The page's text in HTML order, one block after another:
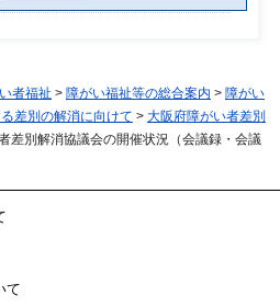
者福祉 > 障がい福祉等の総合案内 > 障がい
差別の解消に向けて > 大阪府障がい者差別
差別解消協議会の開催状況（会議録・会議
て